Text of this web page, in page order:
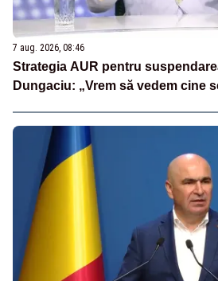
7 aug. 2026, 08:46
Strategia AUR pentru
Dungaciu: „Vrem să vedem cine